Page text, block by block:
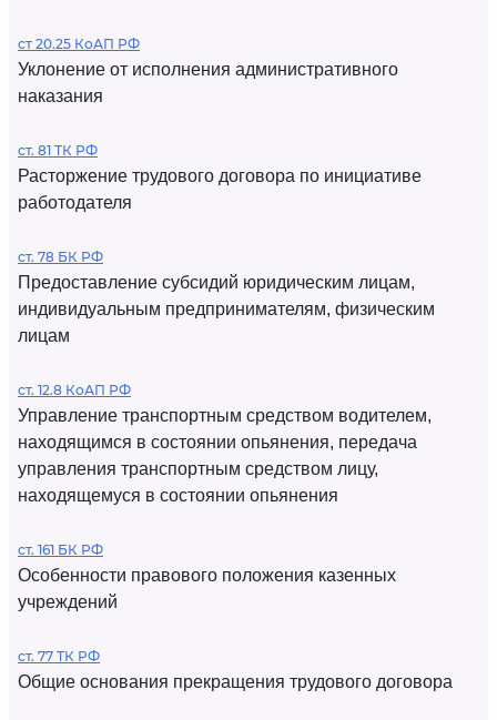
ст 20.25 КоАП РФ
Уклонение от исполнения административного
наказания
ст. 81 ТК РФ
Расторжение трудового договора по инициативе
работодателя
ст. 78 БК РФ
Предоставление субсидий юридическим лицам,
индивидуальным предпринимателям, физическим
лицам
ст. 12.8 КоАП РФ
Управление транспортным средством водителем,
находящимся в состоянии опьянения, передача
управления транспортным средством лицу,
находящемуся в состоянии опьянения
ст. 161 БК РФ
Особенности правового положения казенных
учреждений
ст. 77 ТК РФ
Общие основания прекращения трудового договора